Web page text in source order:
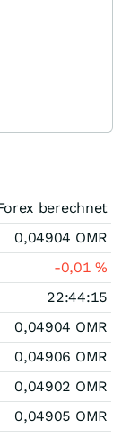
berechnet
0,04904 OMR
-0,01%
22:44:15
0,04904 OMR
0,04906 OMR
0,04902 OMR
0,04905 OMR